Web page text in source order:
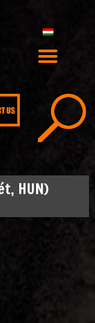
HUN)